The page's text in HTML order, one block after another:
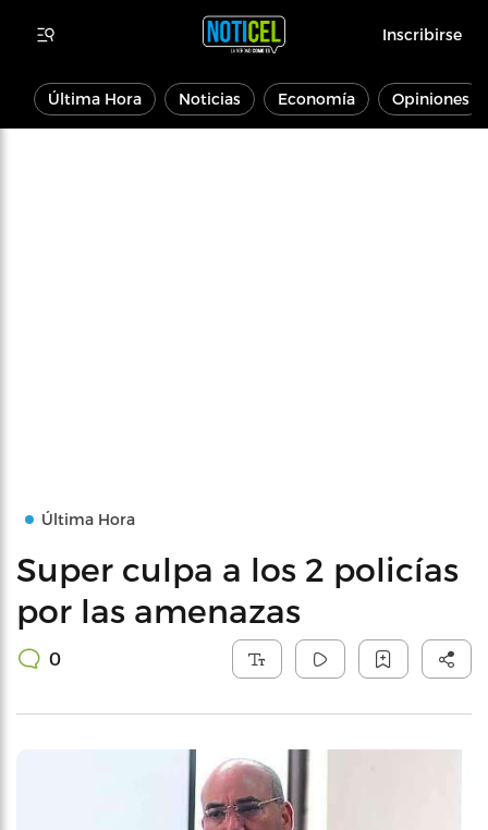
Inscribirse
Última Hora Noticias Economía Opiniones
Última Hora
Super culpa a los 2 policías
por las amenazas
0